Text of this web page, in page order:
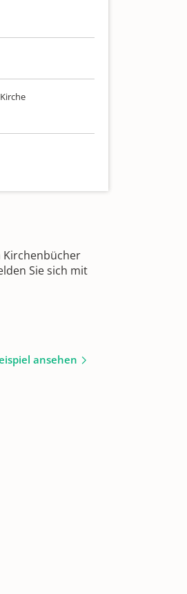
Kirchenbücher
Sie sich mit
ansehen